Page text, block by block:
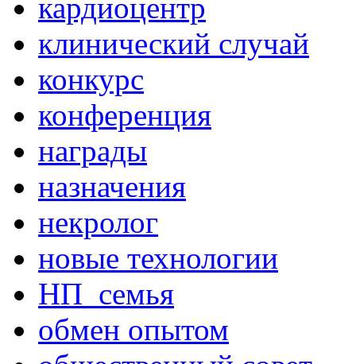
кардиоцентр
клинический случай
конкурс
конференция
награды
назначения
некролог
новые технологии
НП_семья
обмен опытом